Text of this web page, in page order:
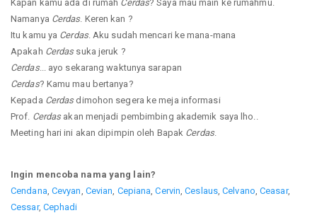
Kapan kamu ada di rumah Cerdas? Saya mau main ke rumahmu.
Namanya Cerdas. Keren kan ?
Itu kamu ya Cerdas. Aku sudah mencari ke mana-mana
Apakah Cerdassuka jeruk ?
Cerdas... ayo sekarang waktunya sarapan
Cerdas? Kamu mau bertanya?
Kepada Cerdasdimohon segera ke meja informasi
Prof. Cerdasakan menjadi pembimbing akademik saya lho..
Meeting hari ini akan dipimpin oleh Bapak Cerdas.
Ingin mencoba nama yang lain?
Cendana Cevyan Cevian Cepiana ,Cervin ,Ceslaus,Celvano ,Ceasar,
Cessar, Cephadi